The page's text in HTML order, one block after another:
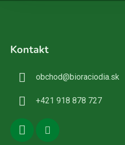
Kontakt
obchod@bioraciodia.sk
+421 918 878 727